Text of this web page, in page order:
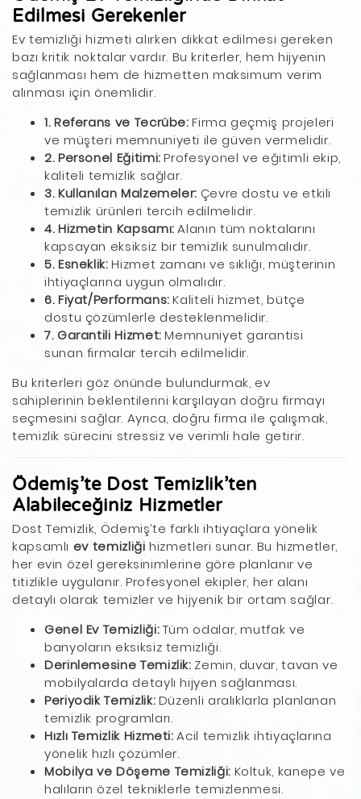
Edilmesi Gerekenler
Ev temizliği hizmeti alırken dikkat edilmesi gereken
bazı kritik noktalar vardır. Bu kriterler, hem hijyenin
sağlanması hem de hizmetten maksimum verim
alınması için önemlidir.
1. Referans ve Tecrübe:Firma geçmiş projeleri
ve müşteri memnuniyeti ile güven vermelidir.
2. Personel Eğitimi:Profesyonel ve eğitimli ekip,
kaliteli temizlik sağlar.
3. Kullanılan Malzemeler: Çevre dostu ve etkili
temizlik ürünleri tercih edilmelidir.
4. Hizmetin Kapsamı:Alanın tüm noktalarını
kapsayan eksiksiz bir temizlik sunulmalıdır.
5. Esneklik:Hizmet zamanı ve sıklığı, müşterinin
ihtiyaçlarına uygun olmalıdır.
6. Fiyat/Performans:Kaliteli hizmet, bütçe
dostu çözümlerle desteklenmelidir.
7. Garantili Hizmet:Memnuniyet garantisi
sunan firmalar tercih edilmelidir.
Bu kriterleri göz önünde bulundurmak, ev
sahiplerinin beklentilerini karşılayan doğru firmayı
seçmesini sağlar. Ayrıca, doğru firma ile çalışmak,
temizlik sürecini stressiz ve verimli hale getirir.
Ödemiş’te Dost Temizlik’ten
Alabileceğiniz Hizmetler
Dost Temizlik, Ödemiş’te farklı ihtiyaçlara yönelik
kapsamlı ev temizliği hizmetleri sunar. Bu hizmetler,
her evin özel gereksinimlerine göre planlanır ve
titizlikle uygulanır. Profesyonel ekipler, her alanı
detaylı olarak temizler ve hijyenik bir ortam sağlar.
Genel Ev Temizliği:Tüm odalar, mutfak ve
banyoların eksiksiz temizliği.
Derinlemesine Temizlik:Zemin, duvar, tavan ve
mobilyalarda detaylı hijyen sağlanması.
Periyodik Temizlik:Düzenli aralıklarla planlanan
temizlik programları.
Hızlı Temizlik Hizmeti:Acil temizlik ihtiyaçlarına
yönelik hızlı çözümler.
Mobilya ve Döşeme Temizliği:Koltuk, kanepe ve
halıların özel tekniklerle temizlenmesi.